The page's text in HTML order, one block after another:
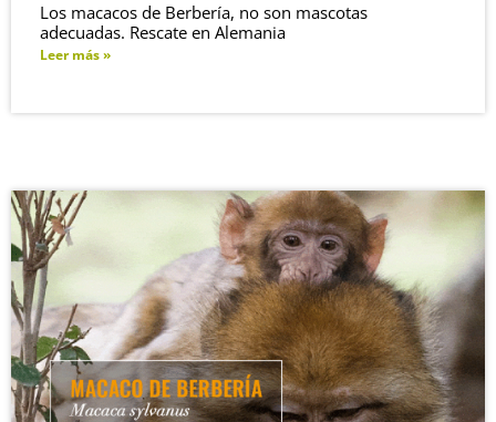
Los macacos de Berbería, no son mascotas
adecuadas. Rescate en Alemania
Leer más »